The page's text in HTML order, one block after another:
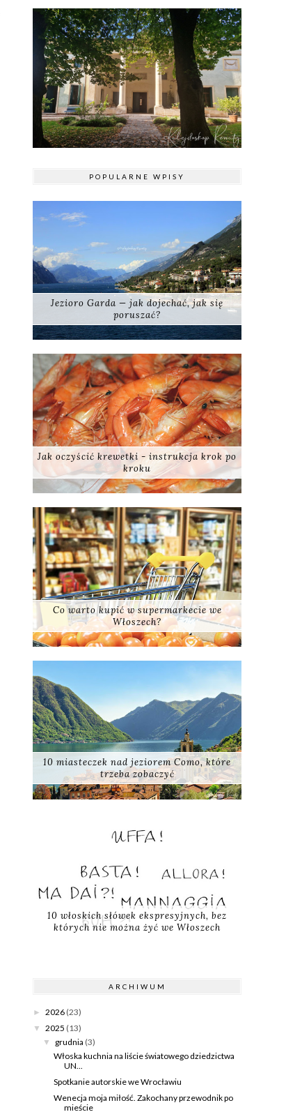
POPULARNE WPISY
Jezioro Garda — jak dojechać, jak się
poruszać?
Jak oczyścić krewetki - instrukcja krok po
kroku
Co warto kupić w supermarkecie we
Włoszech?
10 miasteczek nad jeziorem Como, które
trzeba zobaczyć
10 włoskich słówek ekspresyjnych, bez
których nie można żyć we Włoszech
ARCHIWUM
► 2026 (23)
▼ 2025 (13)
▼ grudnia (3)
Włoska kuchnia na liście światowego dziedzictwa
UN...
Spotkanie autorskie we Wrocławiu
Wenecja moja miłość. Zakochany przewodnik po
mieście